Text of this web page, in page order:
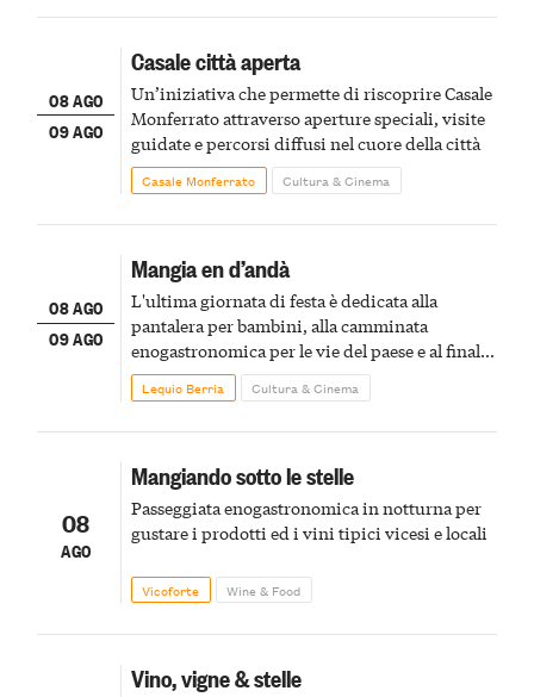
08 AGO
09 AGO
Casale città aperta
Un’iniziativa che permette di riscoprire Casale
Monferrato attraverso aperture speciali, visite
guidate e percorsi diffusi nel cuore della città
Casale Monferrato Cultura & Cinema
08 AGO
09 AGO
Mangia en d’andà
L'ultima giornata di festa è dedicata alla
pantalera per bambini, alla camminata
enogastronomica per le vie del paese e al finale
pirotecnico
Lequio Berria Cultura & Cinema
08
AGO
Mangiando sotto le stelle
Passeggiata enogastronomica in notturna per
gustare i prodotti ed i vini tipici vicesi e locali
Vicoforte Wine & Food
Vino, vigne & stelle